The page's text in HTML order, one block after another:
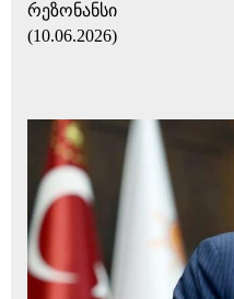
რეზონანსი
(10.06.2026)